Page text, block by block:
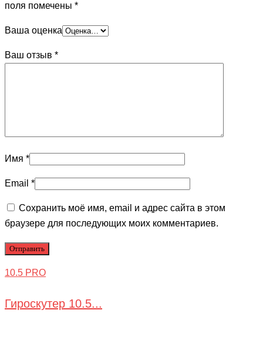
поля помечены *
Ваша оценка
Ваш отзыв *
Имя *
Email *
Сохранить моё имя, email и адрес сайта в этом
браузере для последующих моих комментариев.
10.5 PRO
Гироскутер 10.5...